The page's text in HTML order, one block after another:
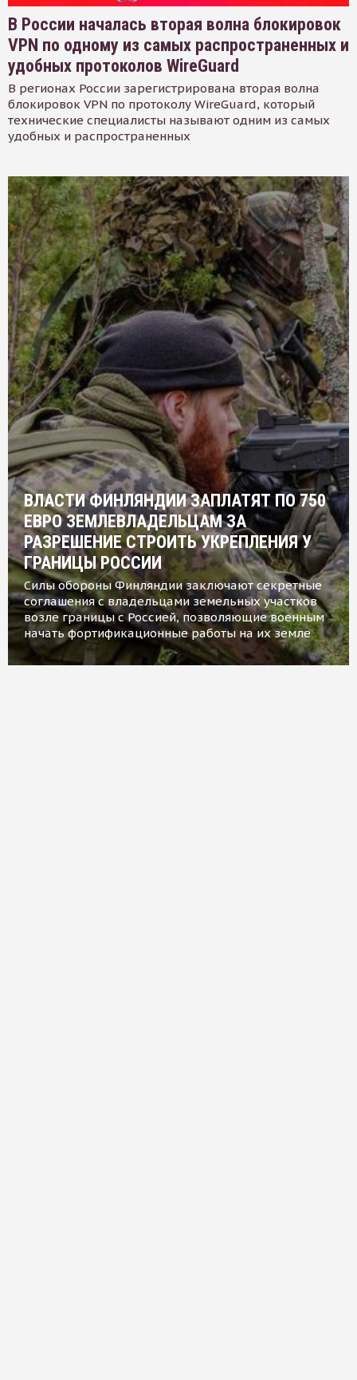
В России началась вторая волна блокировок
VPN по одному из самых распространенных и
удобных протоколов WireGuard
В регионах России зарегистрирована вторая волна
блокировок VPN по протоколу WireGuard, который
технические специалисты называют одним из самых
удобных и распространенных
ВЛАСТИ ФИНЛЯНДИИ ЗАПЛАТЯТ ПО 750
ЕВРО ЗЕМЛЕВЛАДЕЛЬЦАМ ЗА
РАЗРЕШЕНИЕ СТРОИТЬ УКРЕПЛЕНИЯ У
ГРАНИЦЫ РОССИИ
Силы обороны Финляндии заключают секретные
соглашения с владельцами земельных участков
возле границы с Россией, позволяющие военным
начать фортификационные работы на их земле